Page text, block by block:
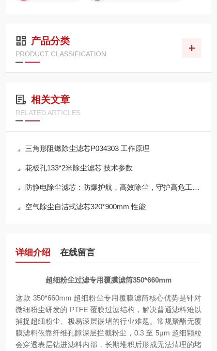
产品分类
PRODUCT CLASSIFICATION
相关文章
RELATED ARTICLES
三角形阻燃除尘滤芯P034303 工作原理
花板孔133*2米除尘滤芯 技术参数
防静电除尘滤芯：防爆护航，高效除尘，守护高危工况安全
空气除尘自洁式滤芯320*900mm 性能
详细介绍 在线留言
超细粉尘过滤专用覆膜滤筒350*660mm
这款 350*660mm 超细粉尘专用覆膜滤筒核心优势是针对
微细粉尘研发的 PTFE 覆膜过滤结构，解决普通滤料难以
捕捉超细粉尘、极易深层嵌堵的行业难题。常规聚酯无覆
膜滤料依靠纤维孔隙深层拦截粉尘，0.3 至 5μm 超细颗粒
会穿透表层钻进滤料内部，长期堆积后形成无法清理的堵